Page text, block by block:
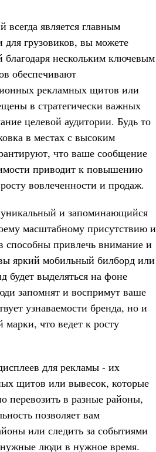
всегда является главным
для грузовиков, вы можете
нескольким ключевым
обеспечивают
рекламных щитов или
в стратегически важных
целевой аудитории. Будь то
в местах с высоким
что ваше сообщение
приводит к повышению
вовлеченности и продаж.
и запоминающийся
масштабному присутствию и
способны привлечь внимание и
яркий мобильный билборд или
будет выделяться на фоне
запомнят и воспримут ваше
узнаваемости бренда, но и
что ведет к росту
для рекламы - их
щитов или вывесок, которые
перевозить в разные районы,
позволяет вам
или следить за событиями
люди в нужное время.